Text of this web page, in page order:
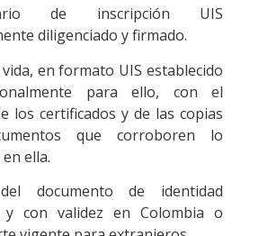
de inscripción UIS
diligenciado y firmado.
en formato UIS establecido
para ello, con el
los certificados y de las copias
que corroboren lo
ella.
documento de identidad
y con validez en Colombia o